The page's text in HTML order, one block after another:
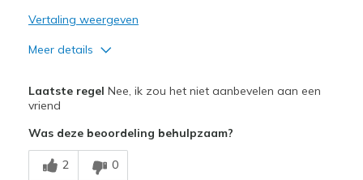
Vertaling weergeven
Meer details
Attractive Design
Stylish
Minpunten
Laatste regel Nee, ik zou het niet aanbevelen aan een
vriend
Was deze beoordeling behulpzaam?
2 0